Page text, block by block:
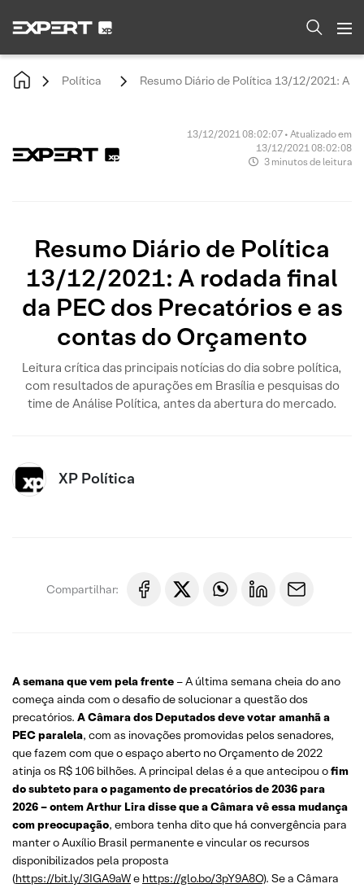
Política Resumo Diário de Política 13/12/2021: A
13/12/2021 08:02:07 • Atualizado em
13/12/2021 08:02:08
3 minutos de leitura
Resumo Diário de Política
13/12/2021: A rodada final
da PEC dos Precatórios e as
contas do Orçamento
Leitura crítica das principais notícias do dia sobre política,
com resultados de apurações em Brasília e pesquisas do
time de Análise Política, antes da abertura do mercado.
XP Política
Compartilhar:
A semana que vem pela frente – A última semana cheia do ano
começa ainda com o desafio de solucionar a questão dos
precatórios. A Câmara dos Deputados deve votar amanhã a
PEC paralela, com as inovações promovidas pelos senadores,
que fazem com que o espaço aberto no Orçamento de 2022
atinja os R$ 106 bilhões. A principal delas é a que antecipou ofim
do subteto para o pagamento de precatórios de 2036 para
2026 – ontem Arthur Lira disse que a Câmara vê essa mudança
com preocupação, embora tenha dito que há convergência para
manter o Auxílio Brasil permanente e vincular os recursos
disponibilizados pela proposta
(https://bit.ly/3IGA9aWe https://glo.bo/3pY9A8O). Se a Câmara